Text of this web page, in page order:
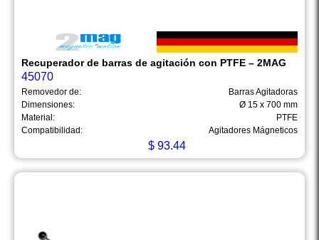
Recuperador de barras de agitación con PTFE – 2MAG
45070
Removedor de:
Barras Agitadoras
Dimensiones:
Ø 15 x 700 mm
Material:
PTFE
Compatibilidad:
Agitadores Mágneticos
$93.44